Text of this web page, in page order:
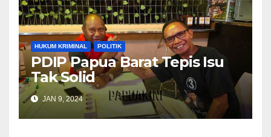
HUKUM KRIMINAL POLITIK
PDIP Papua Barat Tepis Isu
Tak Solid
JAN 9, 2024